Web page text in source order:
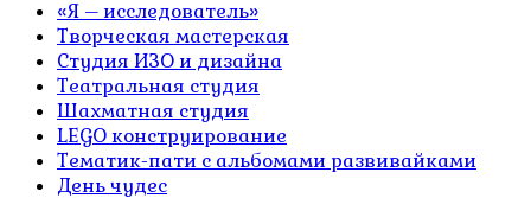
«Я – исследователь»
Творческая мастерская
Студия ИЗО и дизайна
Театральная студия
Шахматная студия
LEGO конструирование
Тематик-пати с альбомами развивайками
День чудес